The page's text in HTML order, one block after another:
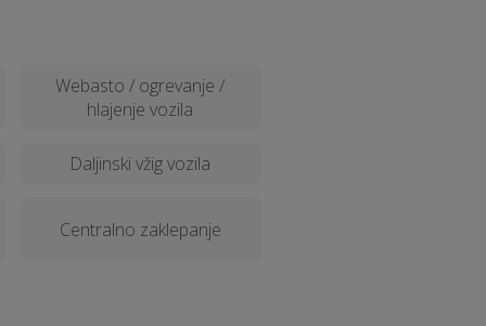
Webasto / ogrevanje /
hlajenje vozila
Daljinski vžig vozila
Centralno zaklepanje